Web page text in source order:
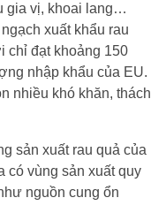
gia vị, khoai lang…
xuất khẩu rau
chỉ đạt khoảng 150
nhập khẩu của EU.
nhiều khó khăn, thách
sản xuất rau quả của
có vùng sản xuất quy
nguồn cung ổn